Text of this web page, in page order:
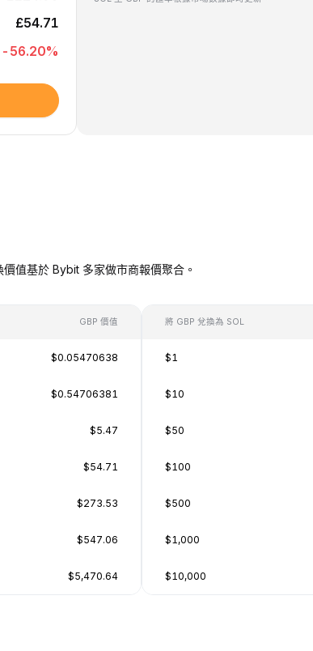
£54.71
-56.20%
值基於 Bybit 多家做市商報價聚合。
GBP 價值
$0.05470638
$0.54706381
$5.47
$54.71
$273.53
$547.06
$5,470.64
將 GBP 兌換為 SOL
$1
$10
$50
$100
$500
$1,000
$10,000